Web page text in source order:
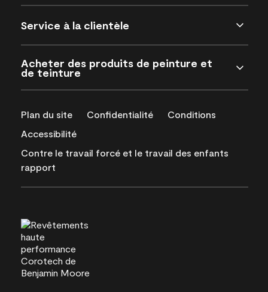
Service à la clientèle
Acheter des produits de peinture et
de teinture
Plan du site Confidentialité
Conditions
Accessibilité
Contre le travail forcé et le travail des enfants
rapport